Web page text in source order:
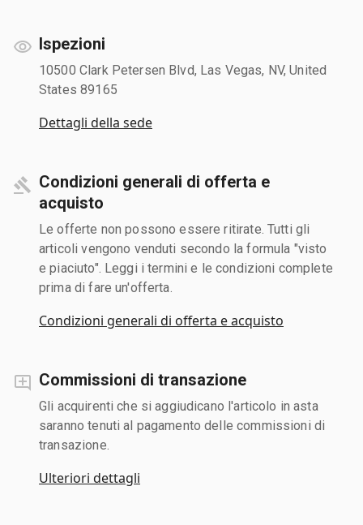
Ispezioni
10500 Clark Petersen Blvd, Las Vegas, NV, United
States 89165
Dettagli della sede
Condizioni generali di offerta e
acquisto
Le offerte non possono essere ritirate. Tutti gli
articoli vengono venduti secondo la formula "visto
e piaciuto". Leggi i termini e le condizioni complete
prima di fare un'offerta.
Condizioni generali di offerta e acquisto
Commissioni di transazione
Gli acquirenti che si aggiudicano l'articolo in asta
saranno tenuti al pagamento delle commissioni di
transazione.
Ulteriori dettagli